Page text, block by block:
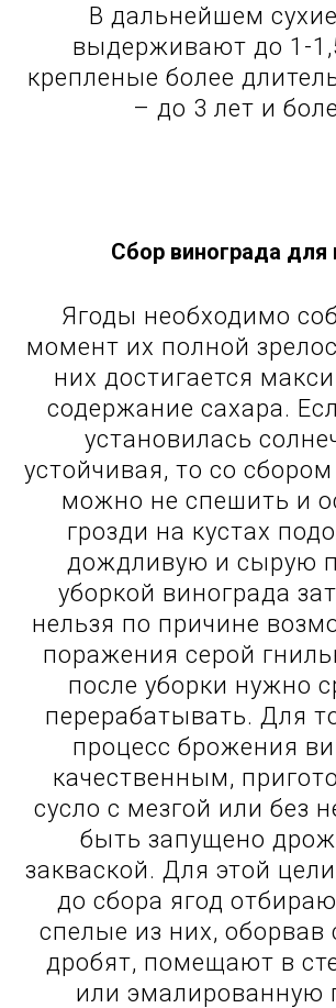
В дальнейшем
выдерживают до 1-
крепленые более
– до 3 лет и
Сбор винограда для
Ягоды необходимо
момент их полной
них достигается
содержание сахара.
установилась
устойчивая, то со
можно не спешить и
грозди на кустах
дождливую и сырую
уборкой винограда
нельзя по причине
поражения серой
после уборки нужно
перерабатывать. Для
процесс брожения
качественным,
сусло с мезгой или без
быть запущено
закваской. Для этой
до сбора ягод
спелые из них, оборвав
дробят, помещают в
или эмалированную